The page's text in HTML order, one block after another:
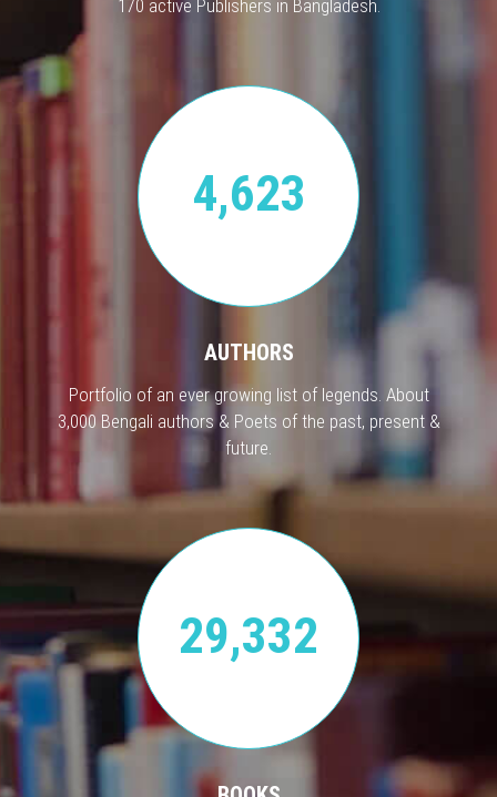
170 active Publishers in Bangladesh.
4,623
AUTHORS
Portfolio of an ever growing list of legends. About
3,000 Bengali authors & Poets of the past, present &
future.
29,332